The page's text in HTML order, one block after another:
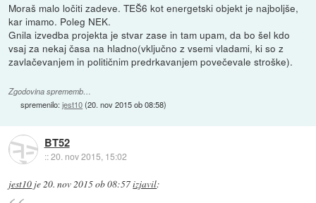
Moraš malo ločiti zadeve. TEŠ6 kot energetski objekt je najboljše,
kar imamo. Poleg NEK.
Gnila izvedba projekta je stvar zase in tam upam, da bo šel kdo
vsaj za nekaj časa na hladno(vključno z vsemi vladami, ki so z
zavlačevanjem in političnim predrkavanjem povečevale stroške).
Zgodovina sprememb…
spremenilo:jest10(20. nov 2015 ob 08:58)
BT52
::20. nov 2015, 15:02
jest10 je20. nov 2015 ob 08:57izjavil: